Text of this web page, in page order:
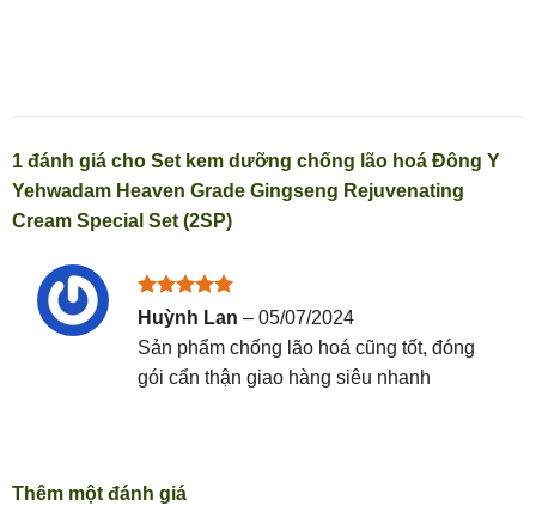
1 đánh giá cho Set kem dưỡng chống lão hoá Đông Y
Yehwadam Heaven Grade Gingseng Rejuvenating
Cream Special Set (2SP)
Được xếp
hạng
sao
Huỳnh Lan – 05/07/2024
Sản phẩm chống lão hoá cũng tốt, đóng
gói cẩn thận giao hàng siêu nhanh
Thêm một đánh giá